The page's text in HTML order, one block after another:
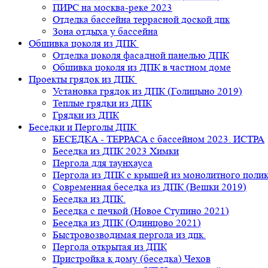
ПИРС на москва-реке 2023
Отделка бассейна террасной доской дпк
Зона отдыха у бассейна
Обшивка цоколя из ДПК
Отделка цоколя фасадной панелью ДПК
Обшивка цоколя из ДПК в частном доме
Проекты грядок из ДПК
Установка грядок из ДПК (Голицыно 2019)
Теплые грядки из ДПК
Грядки из ДПК
Беседки и Перголы ДПК
БЕСЕДКА - ТЕРРАСА с бассейном 2023. ИСТРА
Беседка из ДПК 2023 Химки
Пергола для таунхауса
Пергола из ДПК с крышей из монолитного
Современная беседка из ДПК (Вешки 2019)
Беседка из ДПК.
Беседка с печкой (Новое Ступино 2021)
Беседка из ДПК (Одинцово 2021)
Быстровозводимая пергола из дпк.
Пергола открытая из ДПК
Пристройка к дому (беседка) Чехов